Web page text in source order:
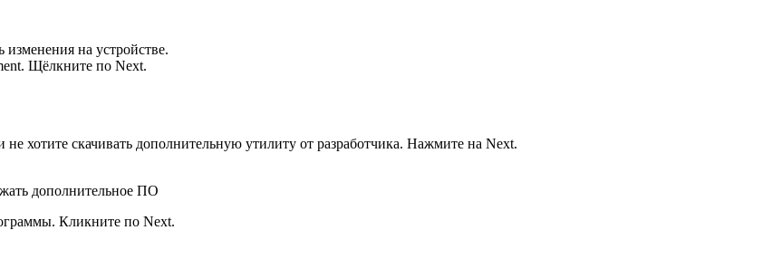
на устройстве.
Щёлкните по Next.
хотите скачивать дополнительную утилиту от разработчика. Нажмите на Next.
дополнительное ПО
Кликните по Next.